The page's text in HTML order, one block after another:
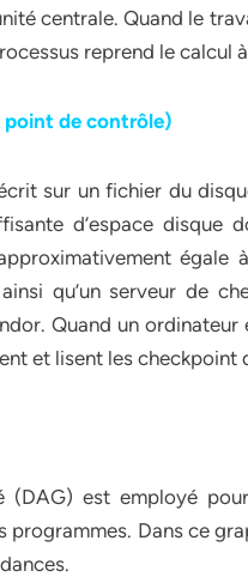
centrale. Quand le
reprend le calcul
point de contrôle)
sur un fichier du
d’espace
qu’un serveur de
Quand un
et lisent les checkpoint
(DAG) est employé
programmes. Dans ce